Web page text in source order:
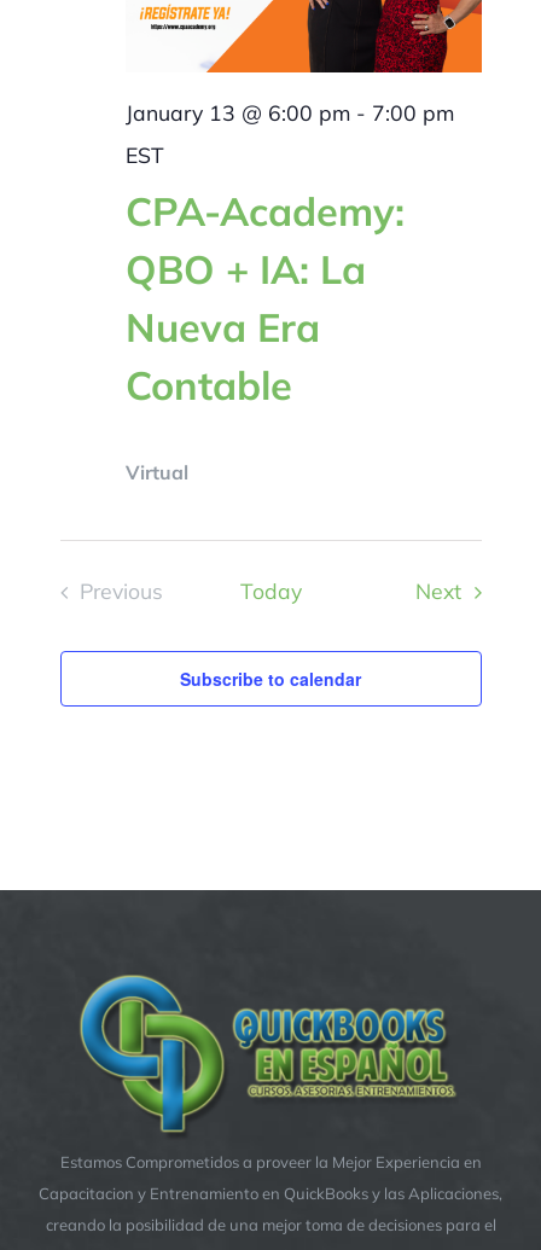
January 13 @ 6:00 pm- 7:00 pm
EST
CPA-Academy:
QBO + IA: La
Nueva Era
Contable
Virtual
Previous
Today NextEvents
Subscribe to calendar
Estamos Comprometidos a proveer la Mejor Experiencia en
Capacitacion y Entrenamiento en QuickBooks y las Aplicaciones,
creando la posibilidad de una mejor toma de decisiones para el